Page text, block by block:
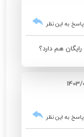
پاسخ به این نظر
هم دارد؟
پاسخ به این نظر